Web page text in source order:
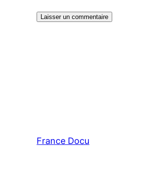
France Docu